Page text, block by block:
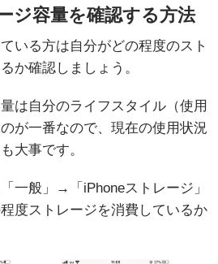
ジ容量を確認する方法
いる方は自分がどの程度のスト
か確認しましょう。
は自分のライフスタイル（使用
が一番なので、現在の使用状況
大事です。
一般」→「iPhoneストレージ」
度ストレージを消費しているか